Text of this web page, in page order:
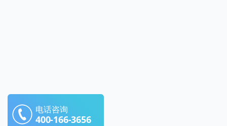
电话咨询
400-166-3656